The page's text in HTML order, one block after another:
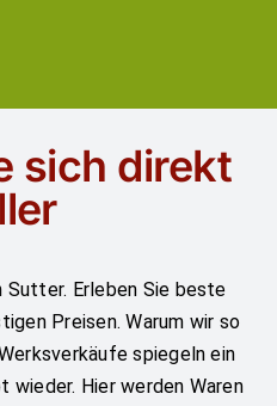
sich direkt
Sutter. Erleben Sie beste
Preisen. Warum wir so
spiegeln ein
wieder. Hier werden Waren